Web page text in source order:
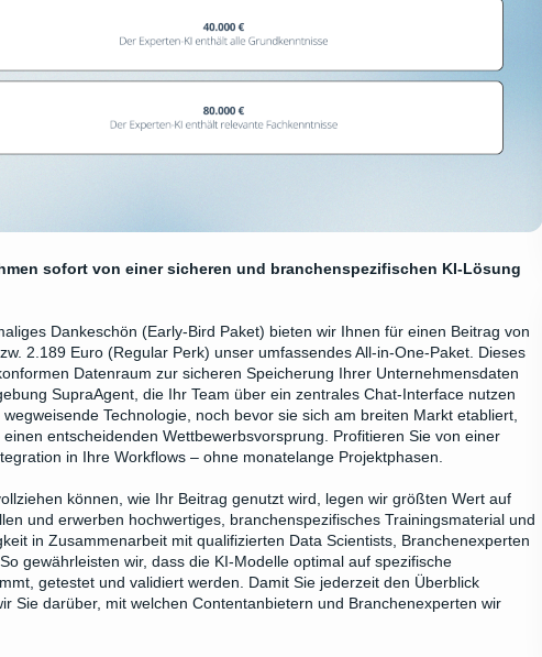
sofort von einer sicheren und branchenspezifischen KI-Lösung
Dankeschön (Early-Bird Paket) bieten wir Ihnen für einen Beitrag von
2.189 Euro (Regular Perk) unser umfassendes All-in-One-Paket. Dieses
Datenraum zur sicheren Speicherung Ihrer Unternehmensdaten
SupraAgent, die Ihr Team über ein zentrales Chat-Interface nutzen
Technologie, noch bevor sie sich am breiten Markt etabliert,
entscheidenden Wettbewerbsvorsprung. Profitieren Sie von einer
in Ihre Workflows – ohne monatelange Projektphasen.
können, wie Ihr Beitrag genutzt wird, legen wir größten Wert auf
und erwerben hochwertiges, branchenspezifisches Trainingsmaterial und
in Zusammenarbeit mit qualifizierten Data Scientists, Branchenexperten
gewährleisten wir, dass die KI-Modelle optimal auf spezifische
getestet und validiert werden. Damit Sie jederzeit den Überblick
Sie darüber, mit welchen Contentanbietern und Branchenexperten wir